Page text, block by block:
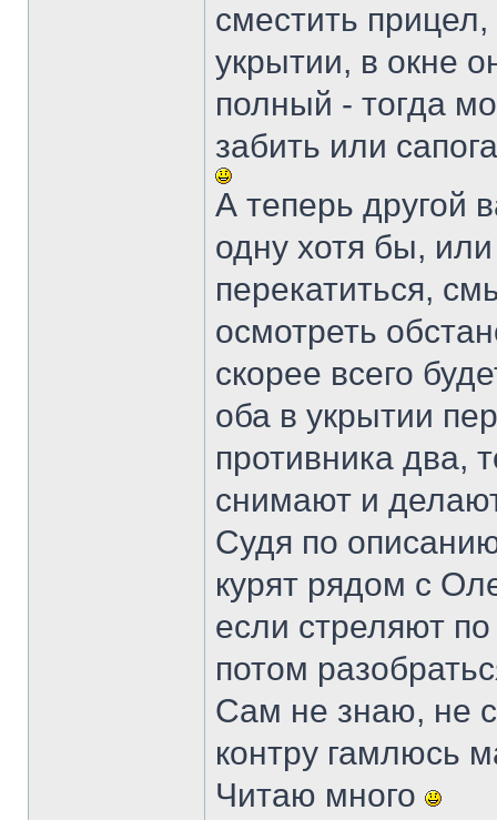
сместить
укрытии, в окне
полный - тогда
забить или
А теперь другой
одну хотя бы, или
перекатиться,
осмотреть
скорее всего
оба в укрытии
противника два,
снимают и
Судя по
курят рядом с
если стреляют
потом
Сам не знаю, не
контру гамлюсь
Читаю много